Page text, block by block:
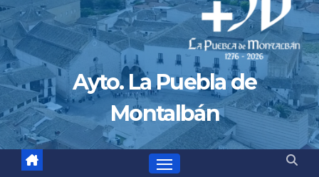
Ayto. La Puebla de
Montalbán